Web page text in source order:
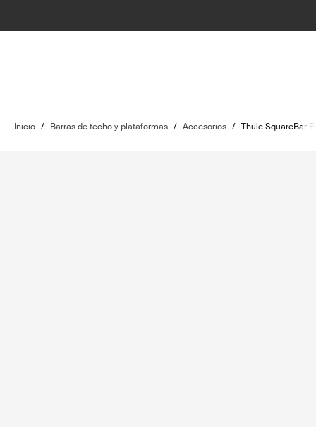
Inicio / Barras de techo y plataformas / Accesorios / Thule SquareBar